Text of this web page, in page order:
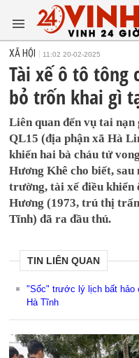
XÃ HỘI 11:02 20-02-2025
Tài xế ô tô tông
bỏ trốn khai gì
Liên quan đến vụ tai
QL15 (địa phận xã Hà
khiến hai bà cháu tử
Hương Khê cho biết,
trường, tài xế điều khiển
Hương (1973, trú thị
Tĩnh) đã ra đầu thú.
TIN LIÊN QUAN
"Sốc" trước lý lịch bất hảo
Hà Tĩnh